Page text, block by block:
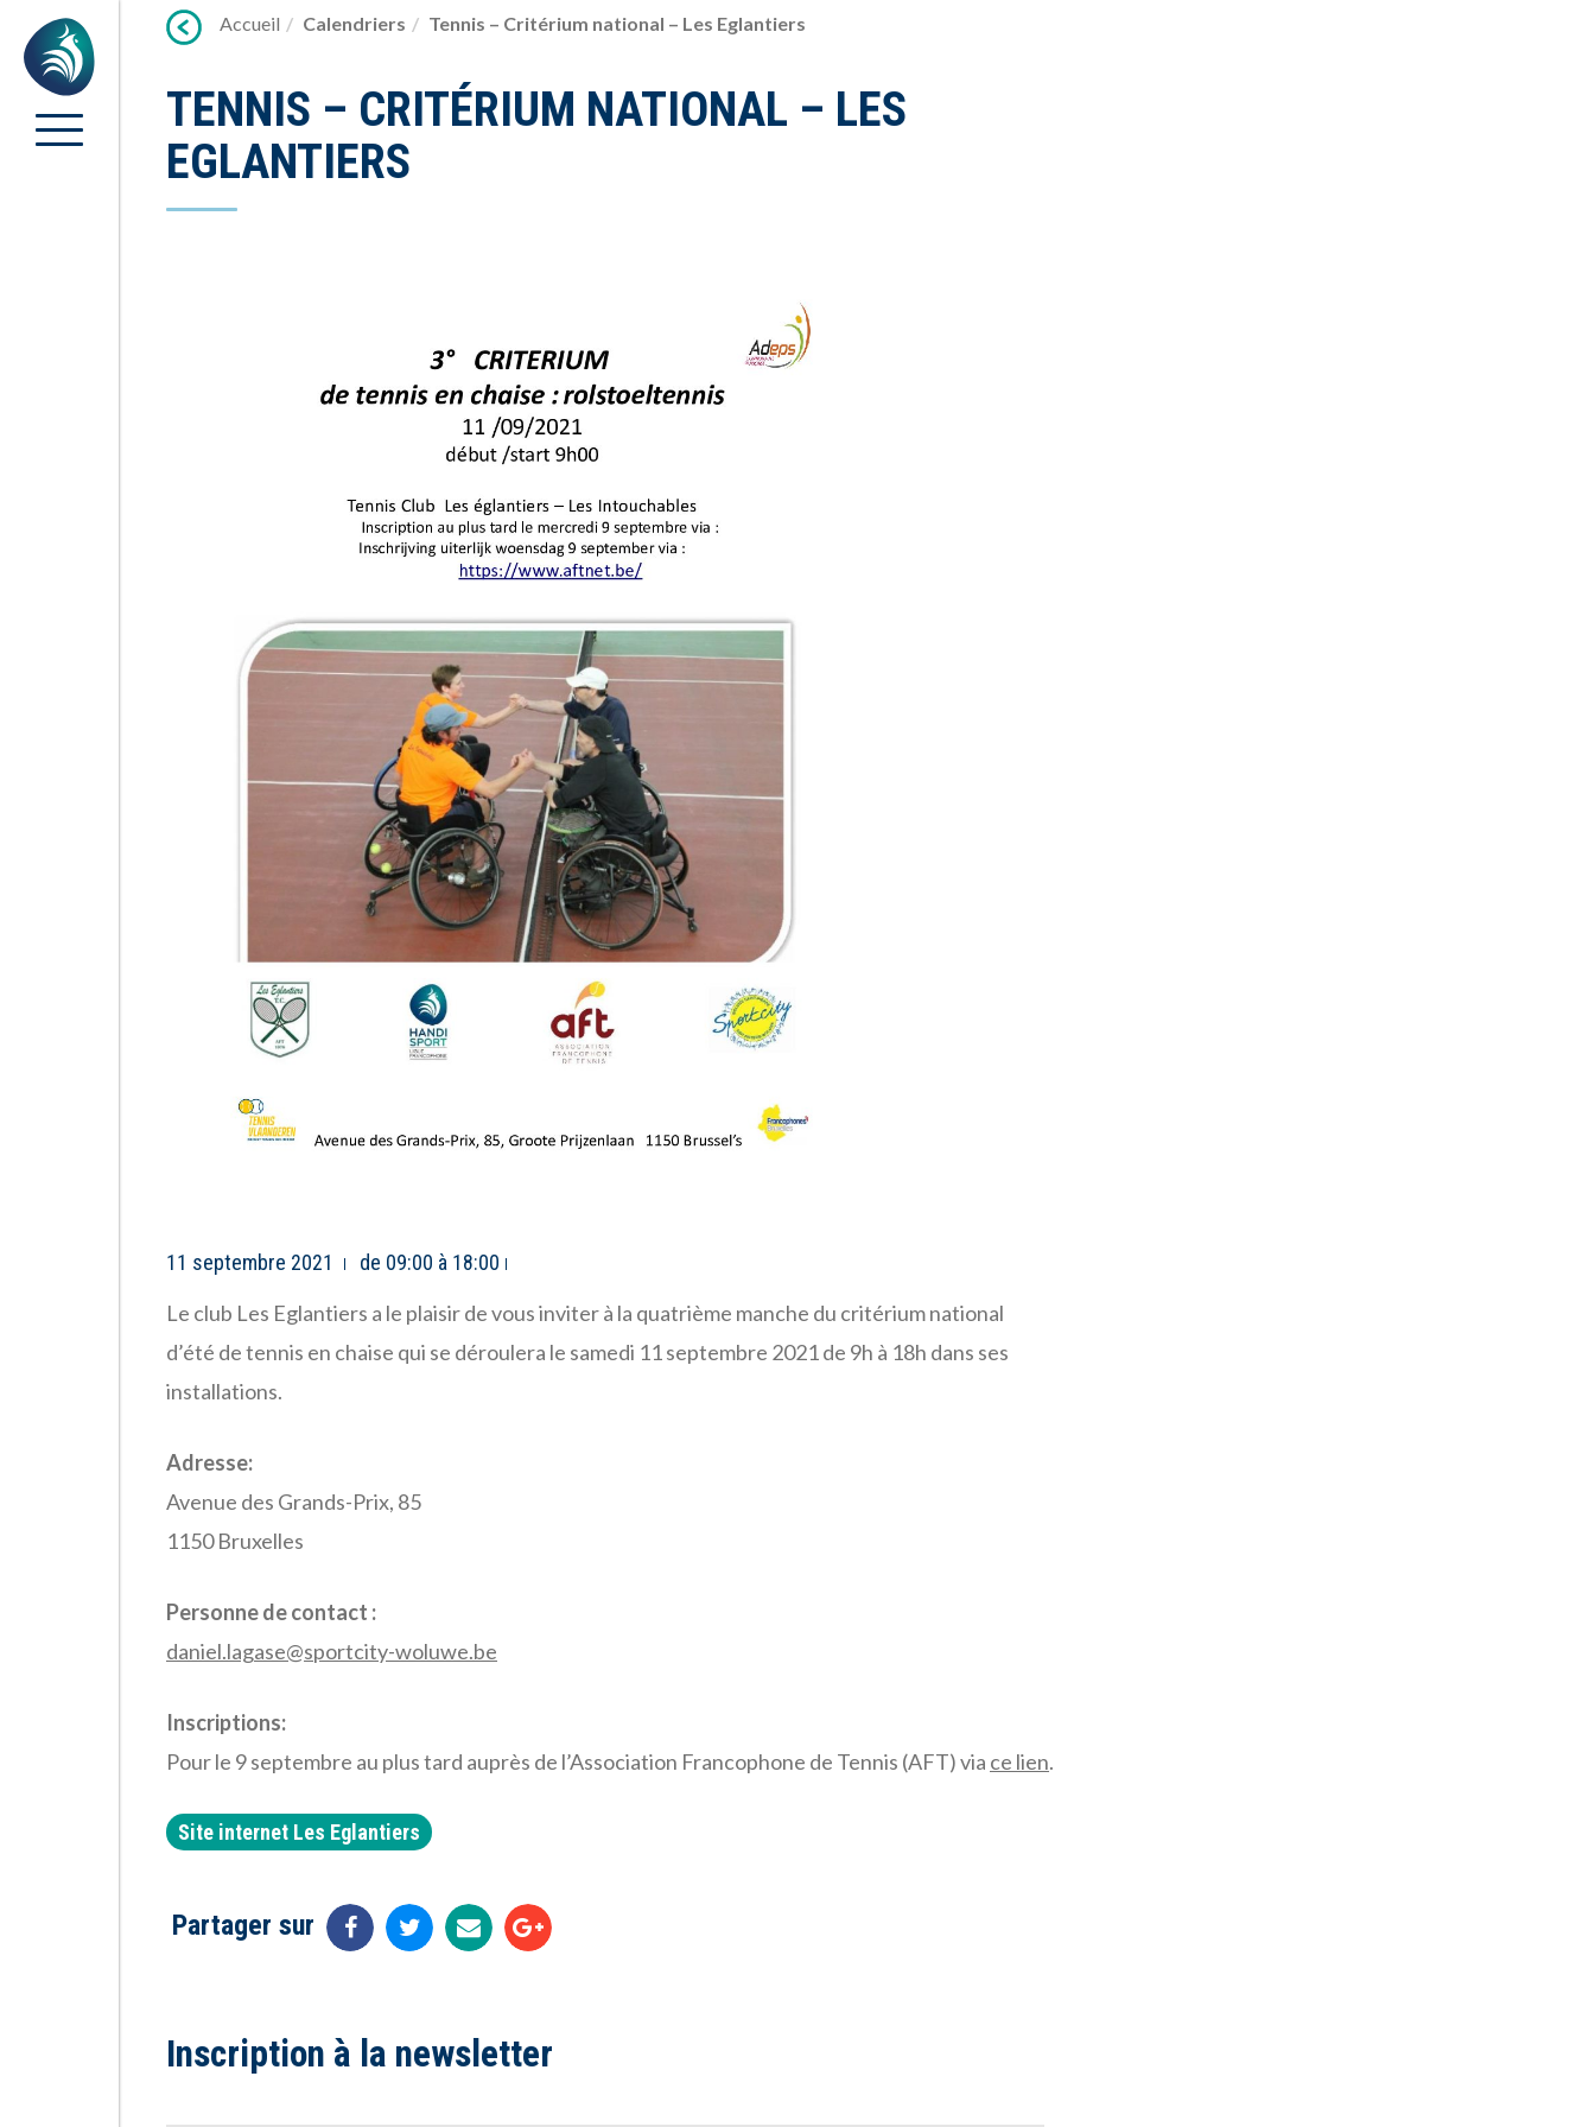
Accueil Calendriers Tennis – Critérium national – Les Eglantiers
TENNIS – CRITÉRIUM NATIONAL – LES
EGLANTIERS
11 septembre 2021 de 09:00 à 18:00
Le club Les Eglantiers a le plaisir de vous inviter à la quatrième manche du critérium national
d’été de tennis en chaise qui se déroulera le samedi 11 septembre 2021 de 9h à 18h dans ses
installations.
Adresse:
Avenue des Grands-Prix, 85
1150 Bruxelles
Personne de contact :
daniel.lagase@sportcity-woluwe.be
Inscriptions:
Pour le 9 septembre au plus tard auprès de l’Association Francophone de Tennis (AFT) via ce lien.
Site internet Les Eglantiers
Partager sur
Inscription à la newsletter